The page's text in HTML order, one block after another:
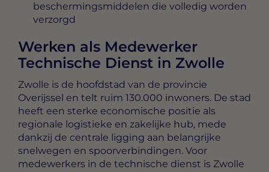
beschermingsmiddelen die volledig worden
verzorgd
Werken als Medewerker
Technische Dienst in Zwolle
Zwolle is de hoofdstad van de provincie
Overijssel en telt ruim 130.000 inwoners. De stad
heeft een sterke economische positie als
regionale logistieke en zakelijke hub, mede
dankzij de centrale ligging aan belangrijke
snelwegen en spoorverbindingen. Voor
medewerkers in de technische dienst is Zwolle